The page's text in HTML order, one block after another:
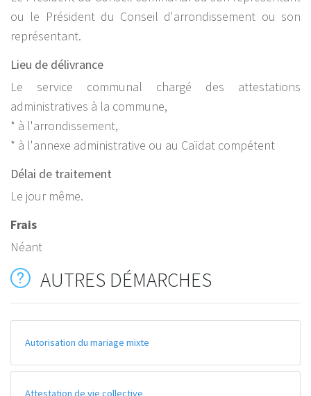
ou le Président du Conseil d'arrondissement ou son
représentant.
Lieu de délivrance
Le service communal chargé des attestations
administratives à la commune,
* à l'arrondissement,
* à l'annexe administrative ou au Caïdat compétent
Délai de traitement
Le jour même.
Frais
Néant
AUTRES DÉMARCHES
Autorisation du mariage mixte
Attestation de vie collective